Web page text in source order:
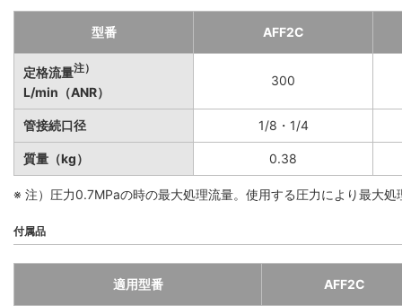
型番 AFF2C
定格流量注）
L/min（ANR）
300
管接続口径 1/8・1/4
質量（kg） 0.38
※ 注）圧力0.7MPaの時の最大処理流量。使用する圧力により最大処
付属品
適用型番 AFF2C